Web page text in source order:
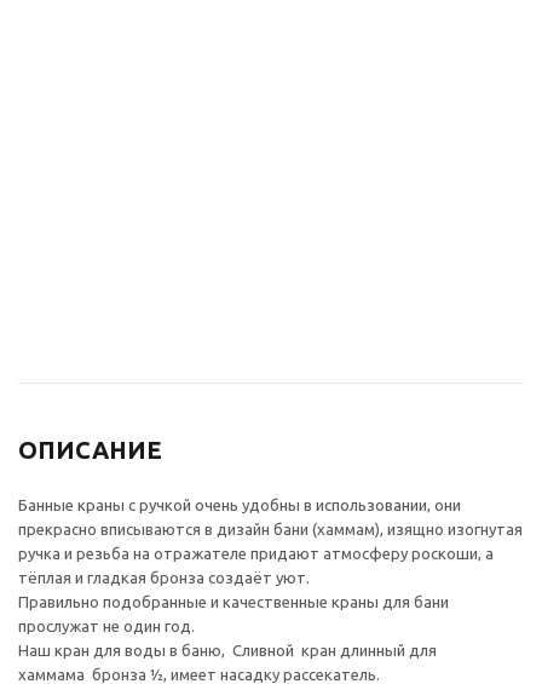
ОПИСАНИЕ
Банные краны с ручкой очень удобны в использовании, они
прекрасно вписываются в дизайн бани (хаммам), изящно изогнутая
ручка и резьба на отражателе придают атмосферу роскоши, а
тёплая и гладкая бронза создаёт уют.
Правильно подобранные и качественные краны для бани
прослужат не один год.
Наш кран для воды в баню, Сливной кран длинный для
хаммама бронза ½, имеет насадку рассекатель.